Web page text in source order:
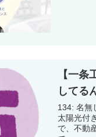
【一
してる
134: 名無しさん＠
太陽光付
で、不動